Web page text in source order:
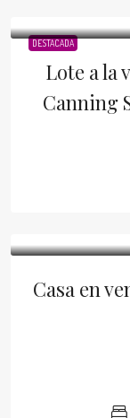
DESTACADA
Lote a la
Canning
Casa en